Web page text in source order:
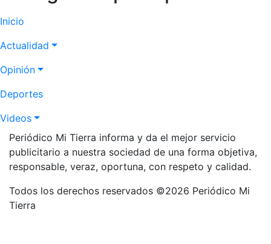
Inicio
Actualidad
Opinión
Deportes
Videos
Periódico Mi Tierra informa y da el mejor servicio
publicitario a nuestra sociedad de una forma objetiva,
responsable, veraz, oportuna, con respeto y calidad.
Todos los derechos reservados ©2026 Periódico Mi
Tierra